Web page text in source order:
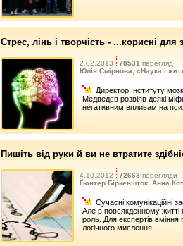
Стрес, лінь і творчість - ...корисні для
2.02.2013 78531 перегляд
Юлія Смірнова, «Наука і
Директор Інституту
Медведєв розвіяв деякі
негативним впливам на
Пишіть від руки й ви не втратите
4.10.2012 72663 перегляди
Ґюнтер Біркеншток, Анна
Сучасні комунікаційні
Але в повсякденному житті
роль. Для експертів вміння
логічного мислення.